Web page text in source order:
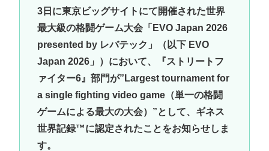
3日に東京ビッグサイトにて開催された世界
最大級の格闘ゲーム大会「EVO Japan 2026
presented by レバテック」（以下 EVO
Japan 2026」）において、『ストリートフ
ァイター6』部門が”Largest tournament for
a single fighting video game（単一の格闘
ゲームによる最大の大会）”として、ギネス
世界記録™に認定されたことをお知らせしま
す。